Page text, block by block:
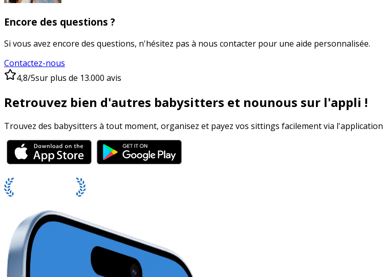
Encore des questions ?
Si vous avez encore des questions, n'hésitez pas à nous contacter pour une aide personnalisée.
Contactez-nous
4,8/5sur plus de 13.000 avis
Retrouvez bien d'autres babysitters et nounous sur l'appli !
Trouvez des babysitters à tout moment, organisez et payez vos sittings facilement via l'application